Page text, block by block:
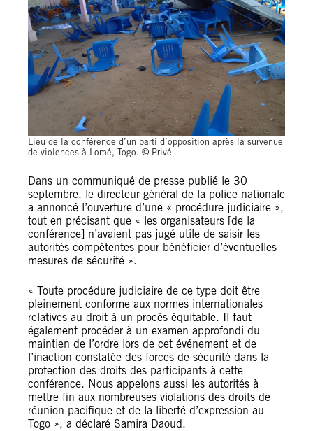
Lieu de la conférence d’un parti d’opposition après la survenue
de violences à Lomé, Togo. © Privé
Dans un communiqué de presse publié le 30
septembre, le directeur général de la police nationale
a annoncé l’ouverture d’une « procédure judiciaire »,
tout en précisant que « les organisateurs [de la
conférence] n’avaient pas jugé utile de saisir les
autorités compétentes pour bénéficier d’éventuelles
mesures de sécurité ».
« Toute procédure judiciaire de ce type doit être
pleinement conforme aux normes internationales
relatives au droit à un procès équitable. Il faut
également procéder à un examen approfondi du
maintien de l’ordre lors de cet événement et de
l’inaction constatée des forces de sécurité dans la
protection des droits des participants à cette
conférence. Nous appelons aussi les autorités à
mettre fin aux nombreuses violations des droits de
réunion pacifique et de la liberté d’expression au
Togo », a déclaré Samira Daoud.